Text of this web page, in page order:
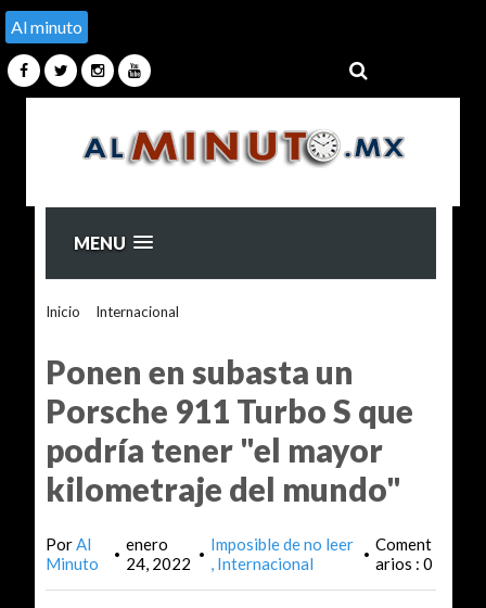
Al minuto
MENU
Inicio Internacional
Ponen en subasta un
Porsche 911 Turbo S que
podría tener "el mayor
kilometraje del mundo"
PorAl
Minuto
• enero
24, 2022
• Imposible de no leer
Internacional
• Coment
arios : 0